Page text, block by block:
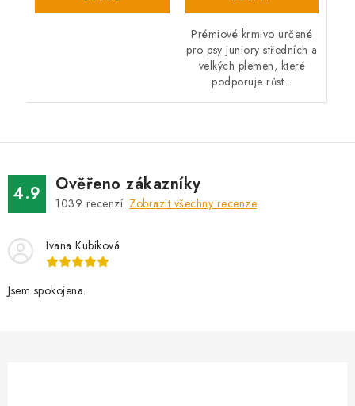
Prémiové krmivo určené
pro psy juniory středních a
velkých plemen, které
podporuje růst...
4.9 Ověřeno zákazníky
1039 recenzí. Zobrazit všechny recenze
Ivana Kubíková
Jsem spokojena.